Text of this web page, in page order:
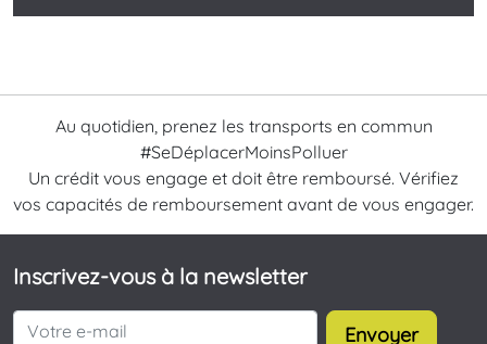
Au quotidien, prenez les transports en commun
#SeDéplacerMoinsPolluer
Un crédit vous engage et doit être remboursé. Vérifiez
vos capacités de remboursement avant de vous engager.
Inscrivez-vous à la newsletter
Envoyer